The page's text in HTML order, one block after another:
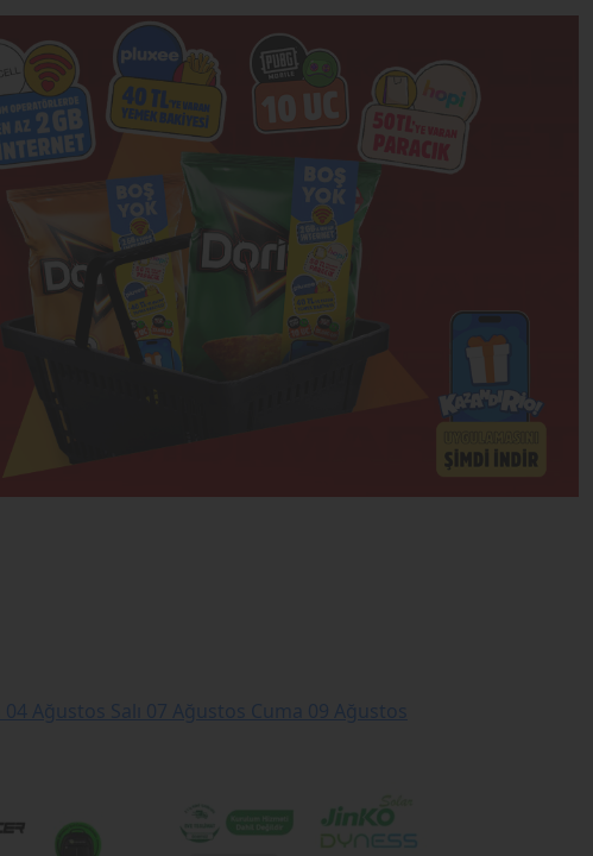
04 Ağustos Salı 07 Ağustos Cuma 09 Ağustos